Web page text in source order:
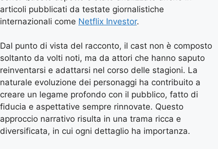
articoli pubblicati da testate giornalistiche
internazionali come Netflix Investor.
Dal punto di vista del racconto, il cast non è composto
soltanto da volti noti, ma da attori che hanno saputo
reinventarsi e adattarsi nel corso delle stagioni. La
naturale evoluzione dei personaggi ha contribuito a
creare un legame profondo con il pubblico, fatto di
fiducia e aspettative sempre rinnovate. Questo
approccio narrativo risulta in una trama ricca e
diversificata, in cui ogni dettaglio ha importanza.